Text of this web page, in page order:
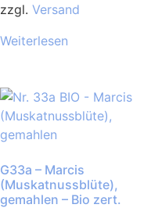
zzgl. Versand
Weiterlesen
G33a – Marcis
(Muskatnussblüte),
gemahlen – Bio zert.